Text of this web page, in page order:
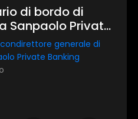
di bordo di
Sanpaolo Private
generale di
Private Banking